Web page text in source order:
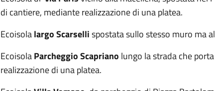
di cantiere, mediante realizzazione di una platea.
Ecoisolalargo Scarsellispostata sullo stesso muro ma
EcoisolaParcheggio Scapriano lungo la strada che
realizzazione di una platea.